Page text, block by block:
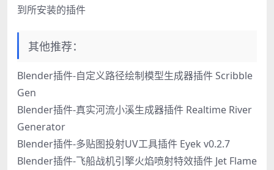
到所安装的插件
其他推荐：
Blender插件-自定义路径绘制模型生成器插件 Scribble
Gen
Blender插件-真实河流小溪生成器插件 Realtime River
Generator
Blender插件-多贴图投射UV工具插件 Eyek v0.2.7
Blender插件-飞船战机引擎火焰喷射特效插件 Jet Flame